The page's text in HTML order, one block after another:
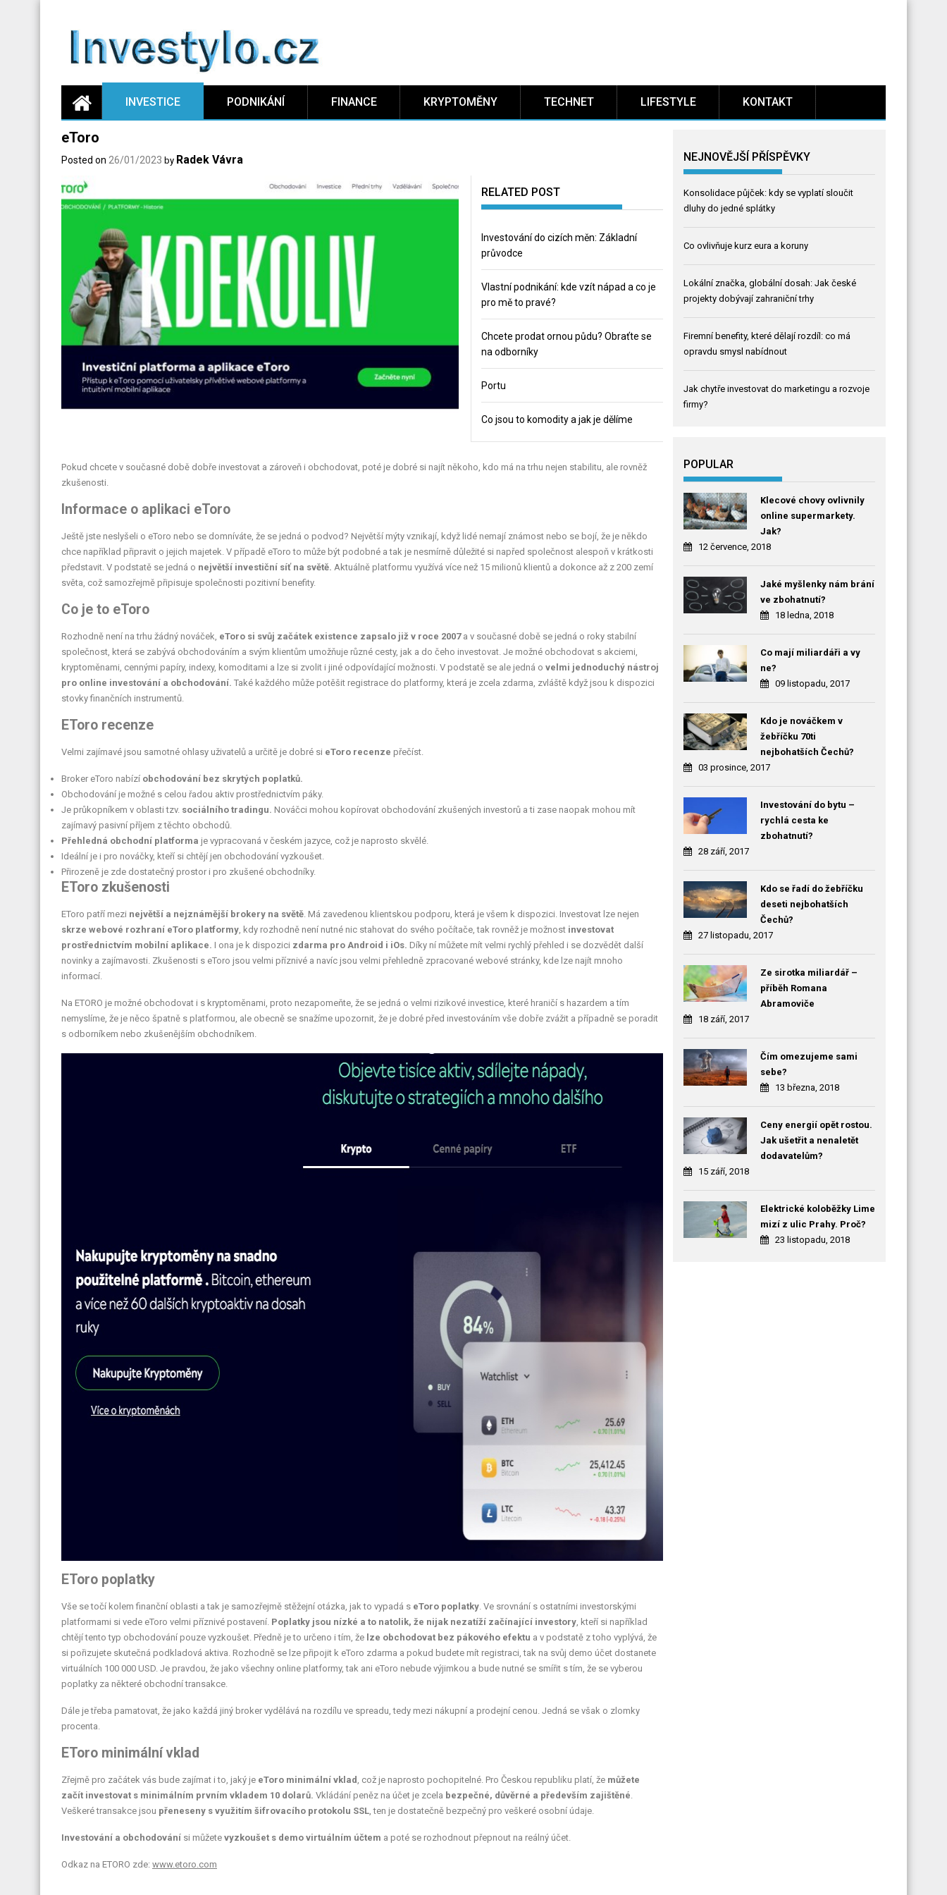
INVESTICE PODNIKÁNÍ FINANCE KRYPTOMĚNY TECHNET LIFESTYLE KONTAKT
eToro
Posted on 26/01/2023 by Radek Vávra
RELATED POST
Investování do cizích měn: Základní
průvodce
Vlastní podnikání: kde vzít nápad a co je
pro mě to pravé?
Chcete prodat ornou půdu? Obraťte se
na odborníky
Portu
Co jsou to komodity a jak je dělíme
Pokud chcete v současné době dobře investovat a zároveň i obchodovat, poté je dobré si najít někoho, kdo má na trhu nejen stabilitu, ale rovněž
zkušenosti.
Informace o aplikaci eToro
Ještě jste neslyšeli o eToro nebo se domníváte, že se jedná o podvod? Největší mýty vznikají, když lidé nemají známost nebo se bojí, že je někdo
chce například připravit o jejich majetek. V případě eToro to může být podobné a tak je nesmírně důležité si napřed společnost alespoň v krátkosti
představit. V podstatě se jedná o největší investiční síť na světě. Aktuálně platformu využívá více než 15 milionů klientů a dokonce až z 200 zemí
světa, což samozřejmě připisuje společnosti pozitivní benefity.
Co je to eToro
Rozhodně není na trhu žádný nováček, eToro si svůj začátek existence zapsalo již v roce 2007a v současné době se jedná o roky stabilní
společnost, která se zabývá obchodováním a svým klientům umožňuje různé cesty, jak a do čeho investovat. Je možné obchodovat s akciemi,
kryptoměnami, cennými papíry, indexy, komoditami a lze si zvolit i jiné odpovídající možnosti. V podstatě se ale jedná o velmi jednoduchý nástroj
pro online investování a obchodování. Také každého může potěšit registrace do platformy, která je zcela zdarma, zvláště když jsou k dispozici
stovky finančních instrumentů.
EToro recenze
Velmi zajímavé jsou samotné ohlasy uživatelů a určitě je dobré si eToro recenze přečíst.
Broker eToro nabízí obchodování bez skrytých poplatků.
Obchodování je možné s celou řadou aktiv prostřednictvím páky.
Je průkopníkem v oblasti tzv. sociálního tradingu. Nováčci mohou kopírovat obchodování zkušených investorů a ti zase naopak mohou mít
zajímavý pasivní příjem z těchto obchodů.
Přehledná obchodní platforma je vypracovaná v českém jazyce, což je naprosto skvělé.
Ideální je i pro nováčky, kteří si chtějí jen obchodování vyzkoušet.
Přirozeně je zde dostatečný prostor i pro zkušené obchodníky.
EToro zkušenosti
EToro patří mezi největší a nejznámější brokery na světě. Má zavedenou klientskou podporu, která je všem k dispozici. Investovat lze nejen
skrze webové rozhraní eToro platformy, kdy rozhodně není nutné nic stahovat do svého počítače, tak rovněž je možnost investovat
prostřednictvím mobilní aplikace. I ona je k dispozici zdarma pro Android i iOs. Díky ní můžete mít velmi rychlý přehled i se dozvědět další
novinky a zajímavosti. Zkušenosti s eToro jsou velmi příznivé a navíc jsou velmi přehledně zpracované webové stránky, kde lze najít mnoho
informací.
Na ETORO je možné obchodovat i s kryptoměnami, proto nezapomeňte, že se jedná o velmi rizikové investice, které hraničí s hazardem a tím
nemyslíme, že je něco špatně s platformou, ale obecně se snažíme upozornit, že je dobré před investováním vše dobře zvážit a případně se poradit
s odborníkem nebo zkušenějším obchodníkem.
EToro poplatky
Vše se točí kolem finanční oblasti a tak je samozřejmě stěžejní otázka, jak to vypadá s eToro poplatky. Ve srovnání s ostatními investorskými
platformami si vede eToro velmi příznivé postavení. Poplatky jsou nízké a to natolik, že nijak nezatíží začínající investory, kteří si například
chtějí tento typ obchodování pouze vyzkoušet. Předně je to určeno i tím, že lze obchodovat bez pákového efektu a v podstatě z toho vyplývá, že
si pořizujete skutečná podkladová aktiva. Rozhodně se lze připojit k eToro zdarma a pokud budete mít registraci, tak na svůj demo účet dostanete
virtuálních 100 000 USD. Je pravdou, že jako všechny online platformy, tak ani eToro nebude výjimkou a bude nutné se smířit s tím, že se vyberou
poplatky za některé obchodní transakce.
Dále je třeba pamatovat, že jako každá jiný broker vydělává na rozdílu ve spreadu, tedy mezi nákupní a prodejní cenou. Jedná se však o zlomky
procenta.
EToro minimální vklad
Zřejmě pro začátek vás bude zajímat i to, jaký je eToro minimální vklad , což je naprosto pochopitelné. Pro Českou republiku platí, že můžete
začít investovat s minimálním prvním vkladem 10 dolarů. Vkládání peněz na účet je zcela bezpečné, důvěrné a především zajištěné.
Veškeré transakce jsou přeneseny s využitím šifrovacího protokolu SSL, ten je dostatečně bezpečný pro veškeré osobní údaje.
Investování a obchodování si můžete vyzkoušet s demo virtuálním účtem a poté se rozhodnout přepnout na reálný účet.
Odkaz na ETORO zde: www.etoro.com
NEJNOVĚJŠÍ PŘÍSPĚVKY
Konsolidace půjček: kdy se vyplatí sloučit
dluhy do jedné splátky
Co ovlivňuje kurz eura a koruny
Lokální značka, globální dosah: Jak české
projekty dobývají zahraniční trhy
Firemní benefity, které dělají rozdíl: co má
opravdu smysl nabídnout
Jak chytře investovat do marketingu a rozvoje
firmy?
POPULAR
Klecové chovy ovlivnily
online supermarkety.
Jak?
12 července, 2018
Jaké myšlenky nám brání
ve zbohatnutí?
18 ledna, 2018
Co mají miliardáři a vy
ne?
09 listopadu, 2017
Kdo je nováčkem v
žebříčku 70ti
nejbohatších Čechů?
03 prosince, 2017
Investování do bytu –
rychlá cesta ke
zbohatnutí?
28 září, 2017
Kdo se řadí do žebříčku
deseti nejbohatších
Čechů?
27 listopadu, 2017
Ze sirotka miliardář –
příběh Romana
Abramoviče
18 září, 2017
Čím omezujeme sami
sebe?
13 března, 2018
Ceny energií opět rostou.
Jak ušetřit a nenaletět
dodavatelům?
15 září, 2018
Elektrické koloběžky Lime
mizí z ulic Prahy. Proč?
23 listopadu, 2018